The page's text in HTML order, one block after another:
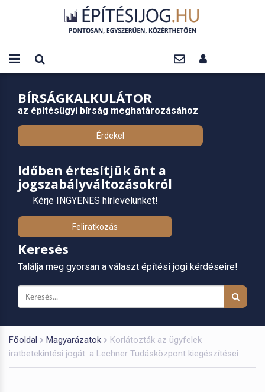
BÍRSÁGKALKULÁTOR
az építésügyi bírság meghatározásához
Érdekel
Időben értesítjük önt a
jogszabályváltozásokról
Kérje INGYENES hírlevelünket!
Feliratkozás
Keresés
Találja meg gyorsan a választ építési jogi kérdéseire!
Főoldal Magyarázatok
Korlátozták az ügyfelek
iratbetekintési jogát: a Lechner Tudásközpont kiegészítései